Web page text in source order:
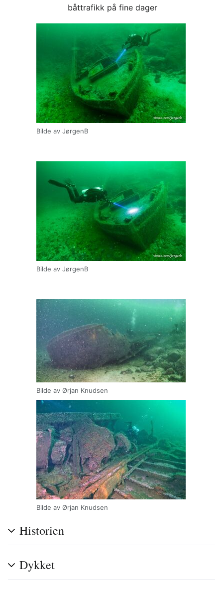
båttrafikk på fine dager
Bilde av JørgenB
Bilde av JørgenB
Bilde av Ørjan Knudsen
Bilde av Ørjan Knudsen
Historien
Dykket